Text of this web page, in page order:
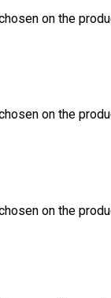
on the
on the
on the